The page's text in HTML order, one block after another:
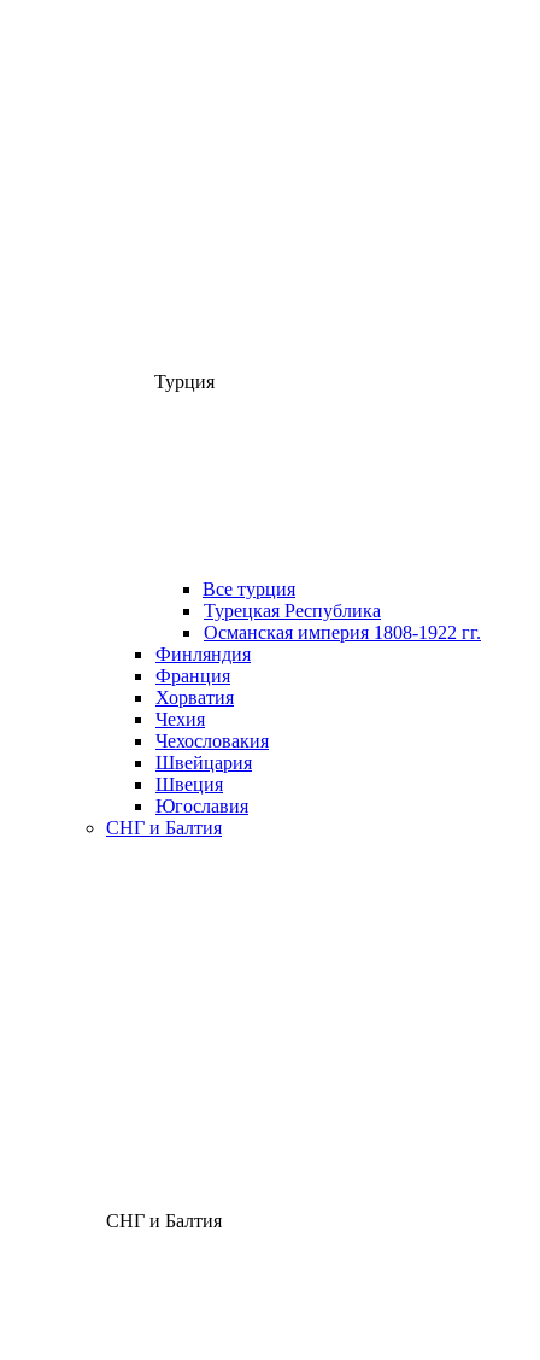
Турция
Все турция
Турецкая Республика
Османская империя 1808-1922 гг.
Финляндия
Франция
Хорватия
Чехия
Чехословакия
Швейцария
Швеция
Югославия
СНГ и Балтия
СНГ и Балтия